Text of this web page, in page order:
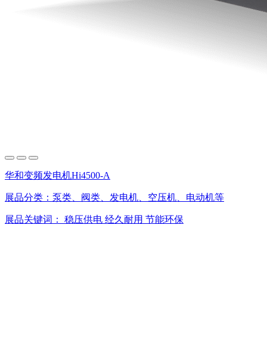
华和变频发电机Hi4500-A
展品分类： 泵类、阀类、发电机、空压机、电动机等
展品关键词： 稳压供电 经久耐用 节能环保